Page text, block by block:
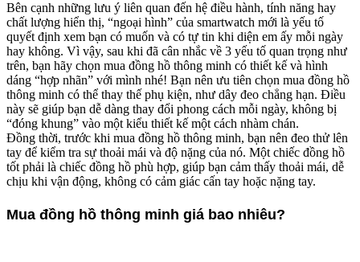
Bên cạnh những lưu ý liên quan đến hệ điều hành, tính năng hay
chất lượng hiển thị, “ngoại hình” của smartwatch mới là yếu tố
quyết định xem bạn có muốn và có tự tin khi diện em ấy mỗi ngày
hay không. Vì vậy, sau khi đã cân nhắc về 3 yếu tố quan trọng như
trên, bạn hãy chọn mua đồng hồ thông minh có thiết kế và hình
dáng “hợp nhãn” với mình nhé! Bạn nên ưu tiên chọn mua đồng hồ
thông minh có thể thay thế phụ kiện, như dây đeo chẳng hạn. Điều
này sẽ giúp bạn dễ dàng thay đổi phong cách mỗi ngày, không bị
“đóng khung” vào một kiểu thiết kế một cách nhàm chán.
Đồng thời, trước khi mua đồng hồ thông minh, bạn nên đeo thử lên
tay để kiểm tra sự thoải mái và độ nặng của nó. Một chiếc đồng hồ
tốt phải là chiếc đồng hồ phù hợp, giúp bạn cảm thấy thoải mái, dễ
chịu khi vận động, không có cảm giác cấn tay hoặc nặng tay.
Mua đồng hồ thông minh giá bao nhiêu?